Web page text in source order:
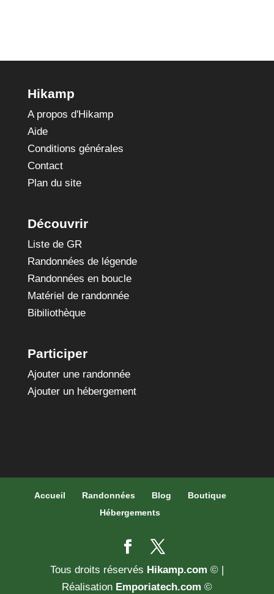
Hikamp
A propos d'Hikamp
Aide
Conditions générales
Contact
Plan du site
Découvrir
Liste de GR
Randonnées de légende
Randonnées en boucle
Matériel de randonnée
Bibiliothèque
Participer
Ajouter une randonnée
Ajouter un hébergement
Accueil Randonnées Blog
Boutique
Hébergements
Tous droits réservés Hikamp.com © |
Réalisation Emporiatech.com ©